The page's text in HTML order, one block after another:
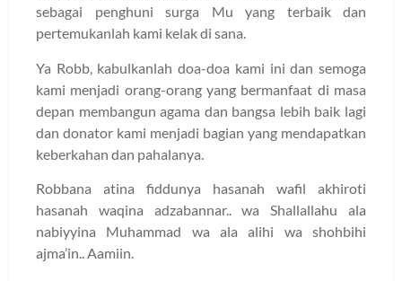
sebagai penghuni surga Mu yang terbaik dan
pertemukanlah kami kelak di sana.
Ya Robb, kabulkanlah doa-doa kami ini dan semoga
kami menjadi orang-orang yang bermanfaat di masa
depan membangun agama dan bangsa lebih baik lagi
dan donator kami menjadi bagian yang mendapatkan
keberkahan dan pahalanya.
Robbana atina fiddunya hasanah wafil akhiroti
hasanah waqina adzabannar.. wa Shallallahu ala
nabiyyina Muhammad wa ala alihi wa shohbihi
ajma’in.. Aamiin.